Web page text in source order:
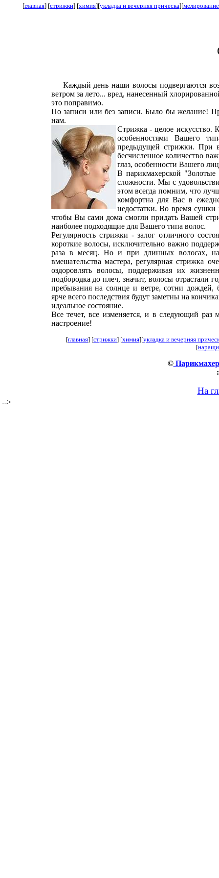
[главная] [стрижки] [химия][укладка и вечерняя прическа][
Каждый день наши волосы подвергаются
ветром за лето... вред, нанесенный
это поправимо.
По записи или без записи. Было бы желание!
нам.
Стрижка - целое искусство.
особенностями Вашего
предыдущей стрижки. При
бесчисленное количество
глаз, особенности Вашего
В парикмахерской
сложности. Мы с
этом всегда помним, что
комфортна для Вас в
недостатки. Во время
чтобы Вы сами дома смогли придать Вашей
наиболее подходящие для Вашего типа волос.
Регулярность стрижки - залог отличного
короткие волосы, исключительно важно
раза в месяц. Но и при длинных волосах,
вмешательства мастера, регулярная стрижка
оздоровлять волосы, поддерживая их
подбородка до плеч, значит, волосы отрастали
пребывания на солнце и ветре, сотни
ярче всего последствия будут заметны на
идеальное состояние.
Все течет, все изменяется, и в следующий
настроение!
[главная] [стрижки] [химия][укладка и вечерняя
[
©
На
-->